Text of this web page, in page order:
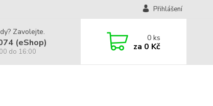
Přihlášení
Zavolejte.
(eShop)
do 16:00
0ks
za 0 Kč